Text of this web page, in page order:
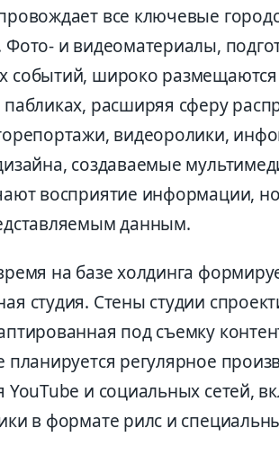
все ключевые
и видеоматериалы,
событий, широко размещаются
расширяя сферу
видеоролики,
создаваемые
восприятие информации,
данным.
на базе холдинга
студия. Стены студии
под съемку
планируется регулярное
YouTube и социальных сетей,
в формате рилс и